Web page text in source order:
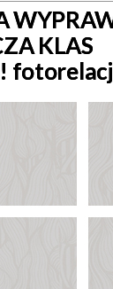
KLAS